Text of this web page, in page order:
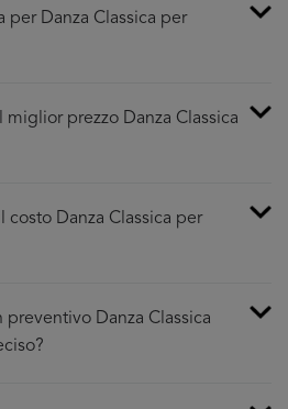
per Danza Classica per
prezzo Danza Classica
costo Danza Classica per
preventivo Danza Classica